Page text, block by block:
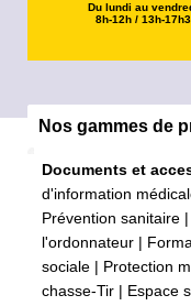
Du lundi au
8h-12h / 13h-
Nos gammes de
Documents et
d'information
Prévention sanitaire
l'ordonnateur
sociale
Protection
chasse-Tir
Espace